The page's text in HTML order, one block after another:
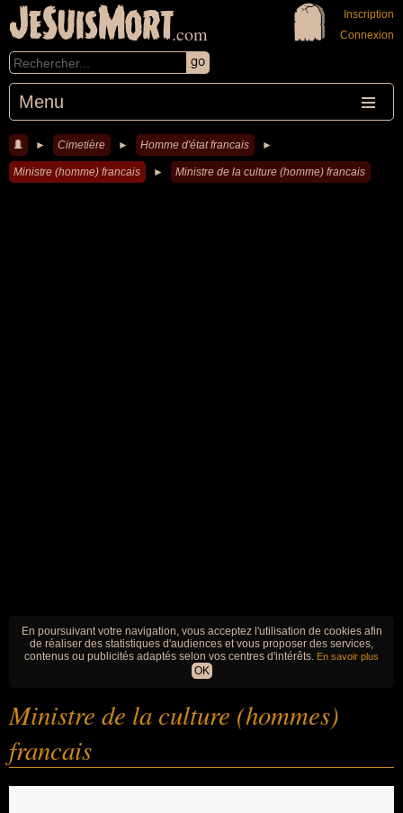
JeSuisMort.com
Menu
Inscription
Connexion
► Cimetière ► Homme d'état francais ►
Ministre (homme) francais ► Ministre de la culture (homme) francais
En poursuivant votre navigation, vous acceptez l'utilisation de cookies afin
de réaliser des statistiques d'audiences et vous proposer des services,
contenus ou publicités adaptés selon vos centres d'intérêts. En savoir plus
OK
Ministre de la culture (hommes)
francais